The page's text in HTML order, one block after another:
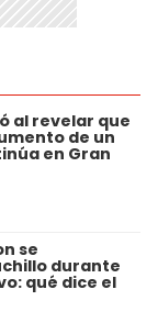
al revelar que
de un
en Gran
se
durante
qué dice el